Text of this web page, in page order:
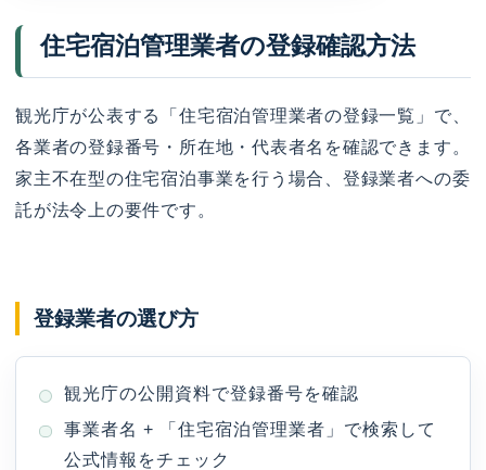
住宅宿泊管理業者の登録確認方法
観光庁が公表する「住宅宿泊管理業者の登録一覧」で、
各業者の登録番号・所在地・代表者名を確認できます。
家主不在型の住宅宿泊事業を行う場合、登録業者への委
託が法令上の要件です。
登録業者の選び方
観光庁の公開資料で登録番号を確認
事業者名 + 「住宅宿泊管理業者」で検索して
公式情報をチェック